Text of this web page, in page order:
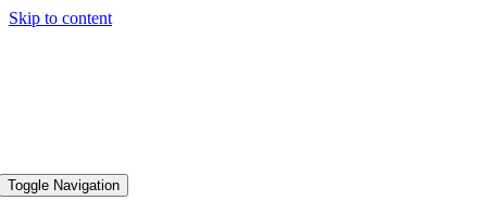
Skip to content
Toggle Navigation